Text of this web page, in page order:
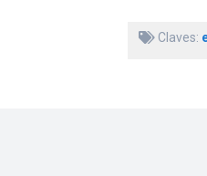
Claves: